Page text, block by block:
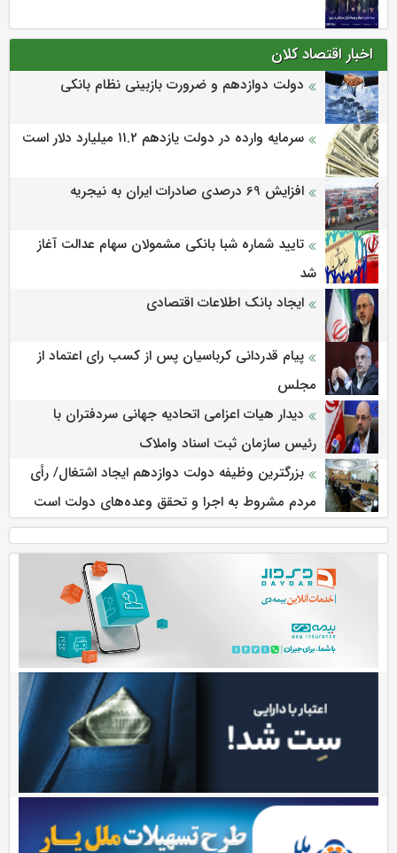
اخبار اقتصاد کلان
دولت دوازدهم و ضرورت بازبینی نظام بانکی
سرمایه وارده در دولت یازدهم ۱۱.۲ میلیارد دلار است
افزایش 69 درصدی صادرات ایران به نیجریه
تایید شماره شبا بانکی مشمولان سهام عدالت آغاز
شد
ایجاد بانک اطلاعات اقتصادی
پیام قدردانی کرباسیان پس از کسب رای اعتماد از
مجلس
دیدار هیات اعزامی اتحادیه جهانی سردفتران با
رئیس سازمان ثبت اسناد واملاک
بزرگترین وظیفه دولت دوازدهم ایجاد اشتغال/ رأی
مردم مشروط به اجرا و تحقق وعده‌های دولت است